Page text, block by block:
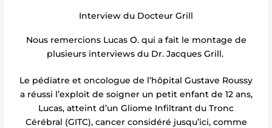
Interview du Docteur Grill
Nous remercions Lucas O. qui a fait le montage de
plusieurs interviews du Dr. Jacques Grill.
Le pédiatre et oncologue de l’hôpital Gustave Roussy
a réussi l’exploit de soigner un petit enfant de 12 ans,
Lucas, atteint d’un Gliome Infiltrant du Tronc
Cérébral (GITC), cancer considéré jusqu’ici, comme